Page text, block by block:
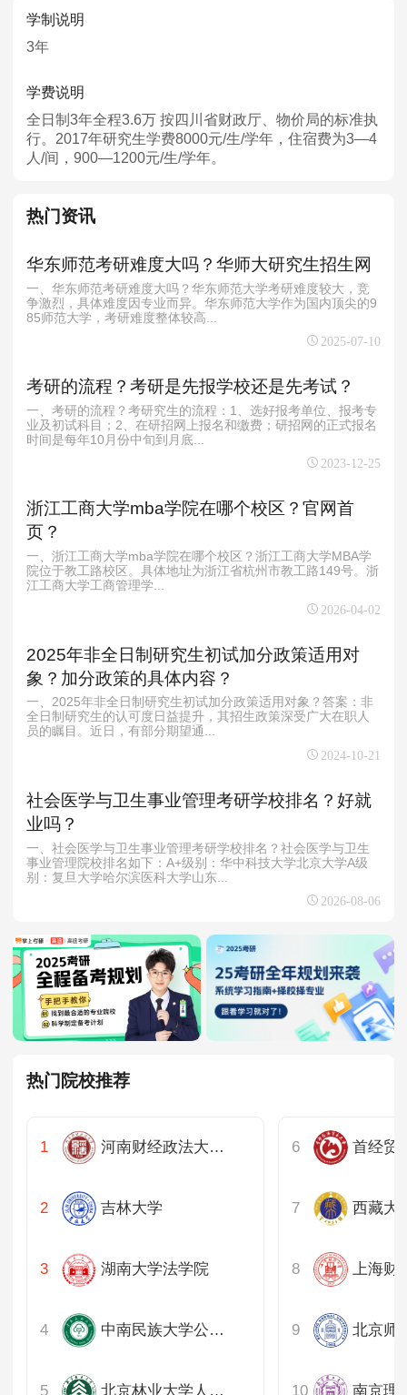
学制说明
3年
学费说明
全日制3年全程3.6万 按四川省财政厅、物价局的标准执
行。2017年研究生学费8000元/生/学年，住宿费为3—4
人/间，900—1200元/生/学年。
热门资讯
华东师范考研难度大吗？华师大研究生招生网
一、华东师范考研难度大吗？华东师范大学考研难度较大，竞
争激烈，具体难度因专业而异。华东师范大学作为国内顶尖的9
85师范大学，考研难度整体较高...
2025-07-10
考研的流程？考研是先报学校还是先考试？
一、考研的流程？考研究生的流程：1、选好报考单位、报考专
业及初试科目；2、在研招网上报名和缴费；研招网的正式报名
时间是每年10月份中旬到月底...
2023-12-25
浙江工商大学mba学院在哪个校区？官网首
页？
一、浙江工商大学mba学院在哪个校区？浙江工商大学MBA学
院位于‌教工路校区‌。具体地址为浙江省杭州市教工路149号。浙
江工商大学工商管理学...
2026-04-02
2025年非全日制研究生初试加分政策适用对
象？加分政策的具体内容？
一、2025年非全日制研究生初试加分政策适用对象？答案：非
全日制研究生的认可度日益提升，其招生政策深受广大在职人
员的瞩目。近日，有部分期望通...
2024-10-21
社会医学与卫生事业管理考研学校排名？好就
业吗？
一、社会医学与卫生事业管理考研学校排名？社会医学与卫生
事业管理院校排名如下：A+级别：华中科技大学北京大学A级
别：复旦大学哈尔滨医科大学山东...
2026-08-06
热门院校推荐
河南财经政法大学黄河商学院
吉林大学
湖南大学法学院
中南民族大学公共管理学院
北京林业大学人文学院
西藏大